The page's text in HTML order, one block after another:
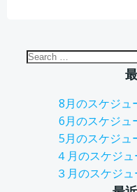
Search
8月のスケジュ
6月のスケジュ
5月のスケジュ
４月のスケジュ
３月のスケジ